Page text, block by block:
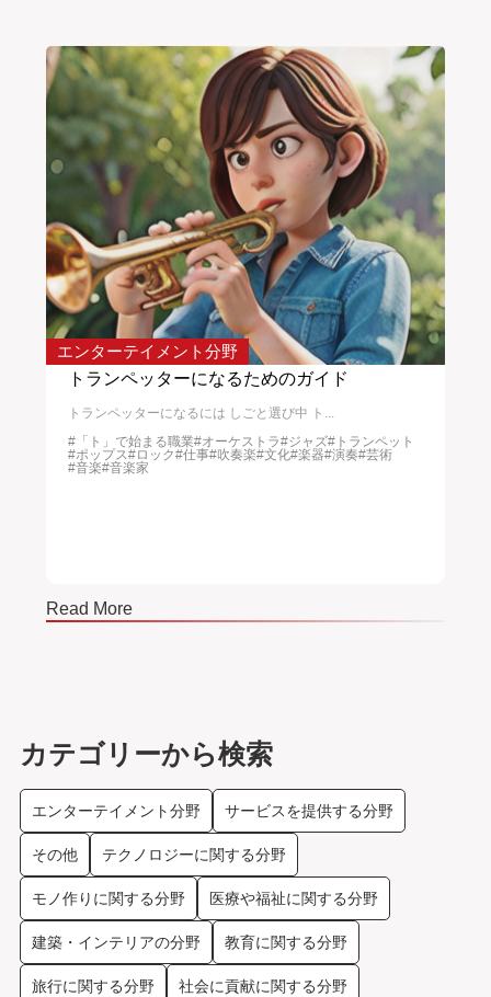
エンターテイメント分野
トランペッターになるためのガイド
トランペッターになるには しごと選び中 ト...
#「ト」で始まる職業#オーケストラ#ジャズ#トランペット
#ポップス#ロック#仕事#吹奏楽#文化#楽器#演奏#芸術
#音楽#音楽家
Read More
カテゴリーから検索
エンターテイメント分野 サービスを提供する分野
その他 テクノロジーに関する分野
モノ作りに関する分野 医療や福祉に関する分野
建築・インテリアの分野 教育に関する分野
旅行に関する分野 社会に貢献に関する分野